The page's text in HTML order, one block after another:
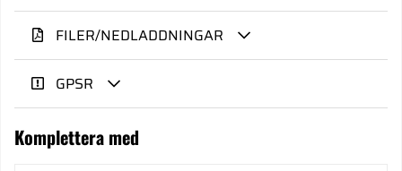
FILER/NEDLADDNINGAR
GPSR
Komplettera med